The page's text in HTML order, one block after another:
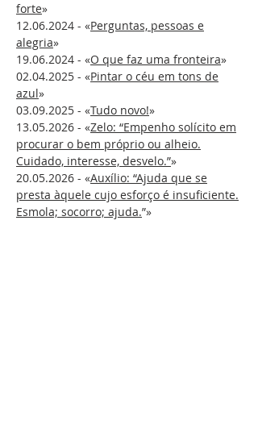
forte»
12.06.2024 - «Perguntas, pessoas e
alegria»
19.06.2024 - «O que faz uma fronteira»
02.04.2025 - «Pintar o céu em tons de
azul»
03.09.2025 - «Tudo novo!»
13.05.2026 - «Zelo: “Empenho solícito em
procurar o bem próprio ou alheio.
Cuidado, interesse, desvelo.”»
20.05.2026 - «Auxílio: “Ajuda que se
presta àquele cujo esforço é insuficiente.
Esmola; socorro; ajuda.”»